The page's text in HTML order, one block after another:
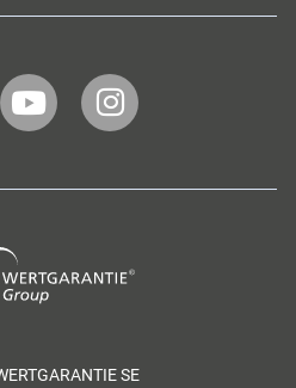
WERTGARANTIE
auf
WERTGARANTIE
auf
Group
SE